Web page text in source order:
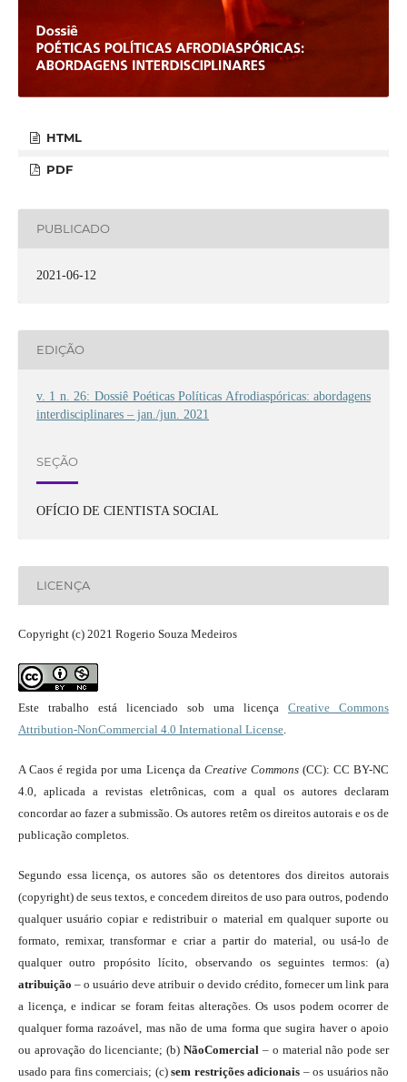
HTML
PDF
PUBLICADO
2021-06-12
EDIÇÃO
v. 1 n. 26: Dossiê Poéticas Políticas Afrodiaspóricas: abordagens
interdisciplinares – jan./jun. 2021
SEÇÃO
OFÍCIO DE CIENTISTA SOCIAL
LICENÇA
Copyright (c) 2021 Rogerio Souza Medeiros
Este trabalho está licenciado sob uma licençaCreative Commons
Attribution-NonCommercial 4.0 International License.
A Caos é regida por uma Licença da Creative Commons(CC): CC BY-NC
4.0, aplicada a revistas eletrônicas, com a qual os autores declaram
concordar ao fazer a submissão. Os autores retêm os direitos autorais e os de
publicação completos.
Segundo essa licença, os autores são os detentores dos direitos autorais
(copyright) de seus textos, e concedem direitos de uso para outros, podendo
qualquer usuário copiar e redistribuir o material em qualquer suporte ou
formato, remixar, transformar e criar a partir do material, ou usá-lo de
qualquer outro propósito lícito, observando os seguintes termos: (a)
atribuição – o usuário deve atribuir o devido crédito, fornecer um link para
a licença, e indicar se foram feitas alterações. Os usos podem ocorrer de
qualquer forma razoável, mas não de uma forma que sugira haver o apoio
ou aprovação do licenciante; (b)NãoComercial – o material não pode ser
usado para fins comerciais; (c)sem restrições adicionais – os usuários não